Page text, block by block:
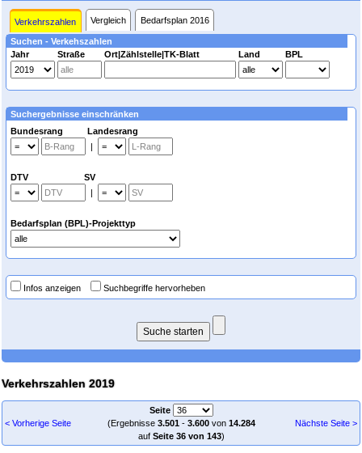
Verkehrszahlen Vergleich Bedarfsplan 2016
Suchen - Verkehszahlen
Jahr
Straße Ort|Zählstelle|TK-Blatt Land BPL
Suchergebnisse einschränken
Bundesrang Landesrang
|
DTV SV
|
Bedarfsplan (BPL)-Projekttyp
Infos anzeigen Suchbegriffe hervorheben
Verkehrszahlen 2019
< Vorherige Seite
Seite
(Ergebnisse 3.501- 3.600von 14.284
auf Seite 36 von 143)
Nächste Seite >